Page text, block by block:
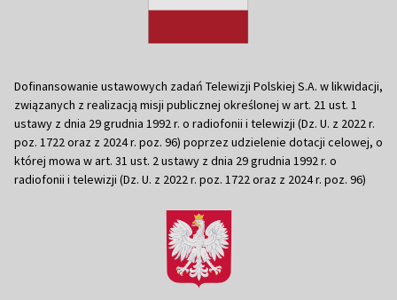
Dofinansowanie ustawowych zadań Telewizji Polskiej S.A. w likwidacji,
związanych z realizacją misji publicznej określonej w art. 21 ust. 1
ustawy z dnia 29 grudnia 1992 r. o radiofonii i telewizji (Dz. U. z 2022 r.
poz. 1722 oraz z 2024 r. poz. 96) poprzez udzielenie dotacji celowej, o
której mowa w art. 31 ust. 2 ustawy z dnia 29 grudnia 1992 r. o
radiofonii i telewizji (Dz. U. z 2022 r. poz. 1722 oraz z 2024 r. poz. 96)